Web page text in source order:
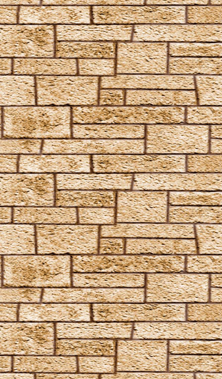
Protego Diabolica
Protego Horribilis
Protego Maxima
Protego Totalum
Pullus
Relaschio
Repello Inimicum
Repello Muggeltum
Riddikulus
Salvio Hexia
Snufflifors
Türblockierende Flammen
Vermiculus
Vipera Evanesca